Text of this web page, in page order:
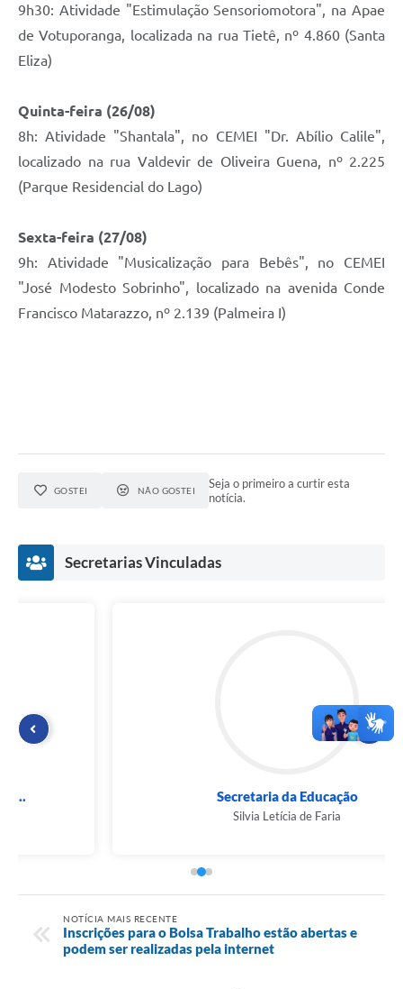
9h30: Atividade "Estimulação Sensoriomotora", na Apae
de Votuporanga, localizada na rua Tietê, nº 4.860 (Santa
Eliza)
Quinta-feira (26/08)
8h: Atividade "Shantala", no CEMEI "Dr. Abílio Calile",
localizado na rua Valdevir de Oliveira Guena, nº 2.225
(Parque Residencial do Lago)
Sexta-feira (27/08)
9h: Atividade "Musicalização para Bebês", no CEMEI
"José Modesto Sobrinho", localizado na avenida Conde
Francisco Matarazzo, nº 2.139 (Palmeira I)
GOSTEI NÃO GOSTEI
Seja o primeiro a curtir esta
notícia.
Secretarias Vinculadas
Secretaria da Educação
Silvia Letícia de Faria
NOTÍCIA MAIS RECENTE
Inscrições para o Bolsa Trabalho estão abertas e
podem ser realizadas pela internet